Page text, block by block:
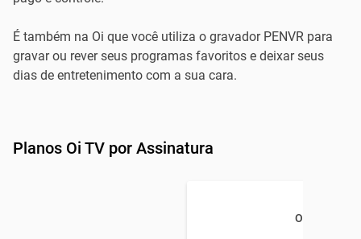
É também na Oi que você utiliza o gravador PENVR para
gravar ou rever seus programas favoritos e deixar seus
dias de entretenimento com a sua cara.
Planos Oi TV por Assinatura
Oi TV